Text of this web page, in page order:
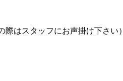
はスタッフにお声掛け下さい）